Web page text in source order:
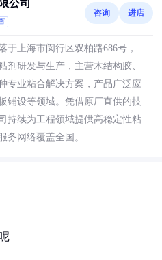
公司
咨询 进店
于上海市闵行区双柏路686号，
剂研发与生产，主营木结构胶、
专业粘合解决方案，产品广泛应
铺设等领域。凭借原厂直供的技
持续为工程领域提供高稳定性粘
务网络覆盖全国。